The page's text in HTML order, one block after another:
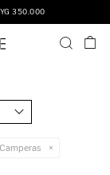
350.000
Camperas